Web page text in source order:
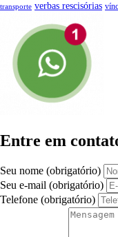
transporte verbas rescisórias
Entre em
Seu nome (obrigatório)
Seu e-mail (obrigatório)
Telefone (obrigatório)